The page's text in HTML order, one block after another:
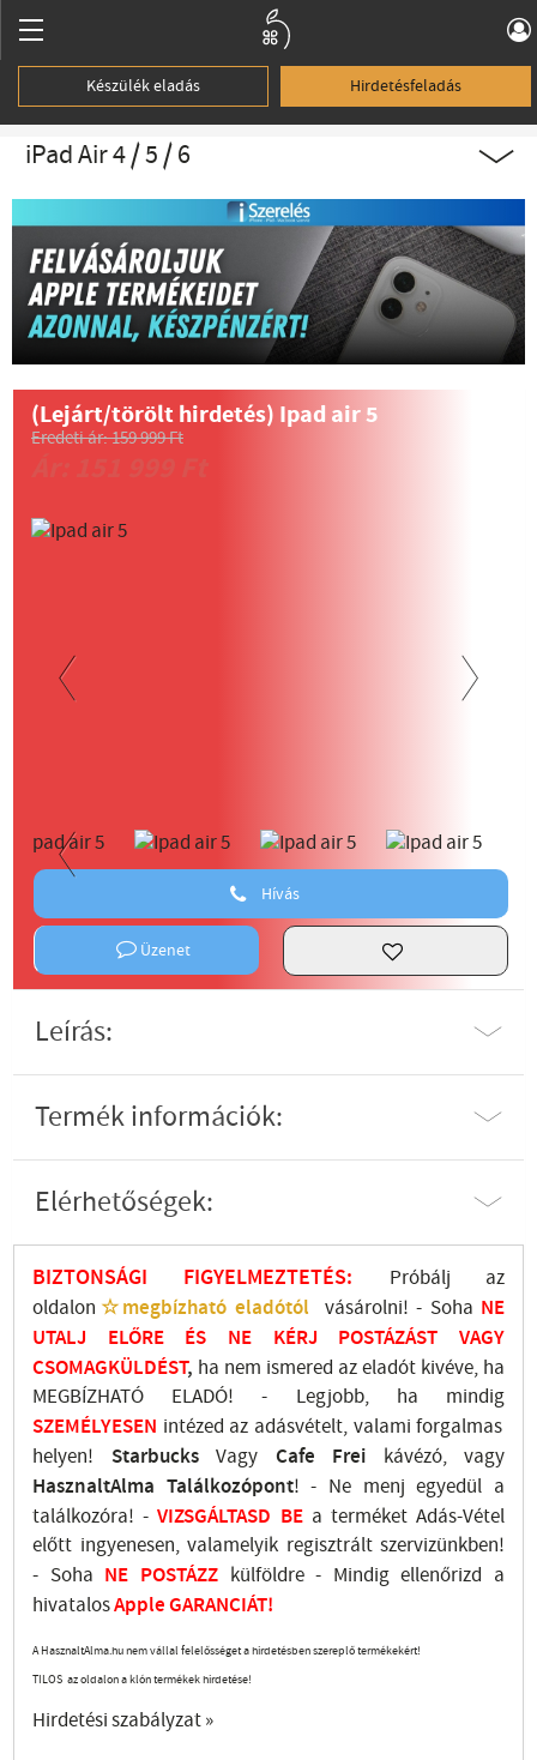
Készülék eladás Hirdetésfeladás
iPad Air 4 / 5 / 6
(Lejárt/törölt hirdetés) Ipad air 5
Eredeti ár: 159 999 Ft
Hívás
Üzenet
Leírás:
Termék információk:
Elérhetőségek:
BIZTONSÁGI FIGYELMEZTETÉS:
Próbálj az
oldalon ☆megbízható eladótól vásárolni! - Soha NE
UTALJ ELŐRE ÉS NE KÉRJ POSTÁZÁST VAGY
CSOMAGKÜLDÉST, ha nem ismered az eladót kivéve, ha
MEGBÍZHATÓ ELADÓ! - Legjobb, ha mindig
SZEMÉLYESEN intézed az adásvételt, valami forgalmas
helyen! StarbucksVagy Cafe Frei kávézó, vagy
HasznaltAlma Találkozópont! - Ne menj egyedül a
találkozóra! - VIZSGÁLTASD BEa terméket Adás-Vétel
előtt ingyenesen, valamelyik regisztrált szervizünkben!
- Soha NE POSTÁZZ külföldre- Mindig ellenőrizd a
hivatalosApple GARANCIÁT!
A HasznaltAlma.hu nem vállal felelősséget a hirdetésben szereplő termékekért!
TILOS az oldalon a klón termékek hirdetése!
Hirdetési szabályzat »